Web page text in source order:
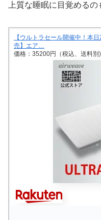
上質な睡眠に目覚める
【ウルトラセール開催中！本
売】エア…
価格：35200円（税込、送料別)